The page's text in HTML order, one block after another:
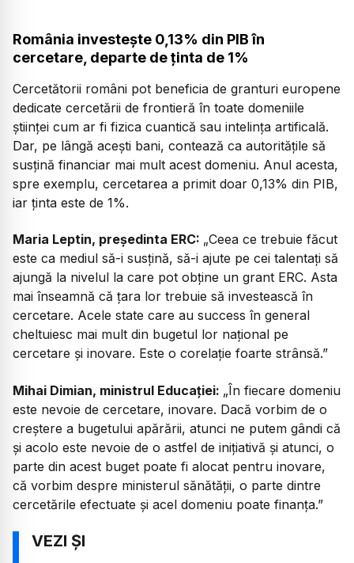
România investește 0,13% din PIB în
cercetare, departe de ținta de 1%
Cercetătorii români pot beneficia de granturi europene
dedicate cercetării de frontieră în toate domeniile
științei cum ar fi fizica cuantică sau intelința artificală.
Dar, pe lângă acești bani, contează ca autoritățile să
susțină financiar mai mult acest domeniu. Anul acesta,
spre exemplu, cercetarea a primit doar 0,13% din PIB,
iar ținta este de 1%.
Maria Leptin, președinta ERC: „Ceea ce trebuie făcut
este ca mediul să-i susțină, să-i ajute pe cei talentați să
ajungă la nivelul la care pot obține un grant ERC. Asta
mai înseamnă că țara lor trebuie să investească în
cercetare. Acele state care au success în general
cheltuiesc mai mult din bugetul lor național pe
cercetare și inovare. Este o corelație foarte strânsă.”
Mihai Dimian, ministrul Educației: „În fiecare domeniu
este nevoie de cercetare, inovare. Dacă vorbim de o
creștere a bugetului apărării, atunci ne putem gândi că
și acolo este nevoie de o astfel de inițiativă și atunci, o
parte din acest buget poate fi alocat pentru inovare,
că vorbim despre ministerul sănătății, o parte dintre
cercetările efectuate și acel domeniu poate finanța.”